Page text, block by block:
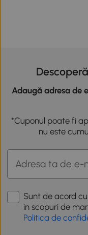
Adaugă adresa de
*Cuponul poate fi
nu este
Sunt de acord
in scopuri de
Politica de